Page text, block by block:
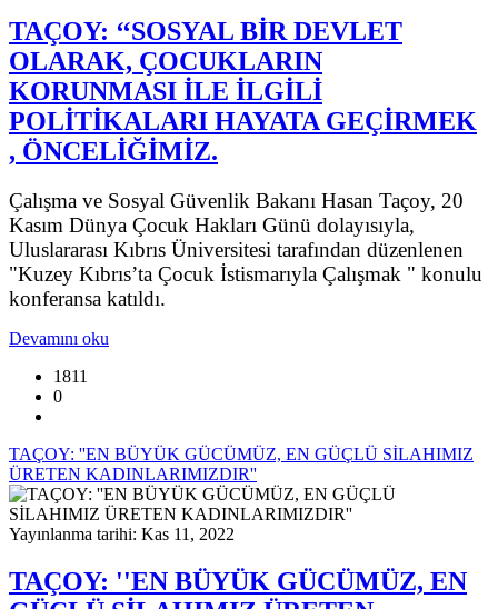
TAÇOY: ‘‘SOSYAL BİR DEVLET
OLARAK, ÇOCUKLARIN
KORUNMASI İLE İLGİLİ
POLİTİKALARI HAYATA GEÇİRMEK
, ÖNCELİĞİMİZ.
Çalışma ve Sosyal Güvenlik Bakanı Hasan Taçoy, 20
Kasım Dünya Çocuk Hakları Günü dolayısıyla,
Uluslararası Kıbrıs Üniversitesi tarafından düzenlenen
"Kuzey Kıbrıs’ta Çocuk İstismarıyla Çalışmak " konulu
konferansa katıldı.
Devamını oku
1811
0
TAÇOY: ''EN BÜYÜK GÜCÜMÜZ, EN GÜÇLÜ SİLAHIMIZ
ÜRETEN KADINLARIMIZDIR''
Yayınlanma tarihi: Kas 11, 2022
TAÇOY: ''EN BÜYÜK GÜCÜMÜZ, EN